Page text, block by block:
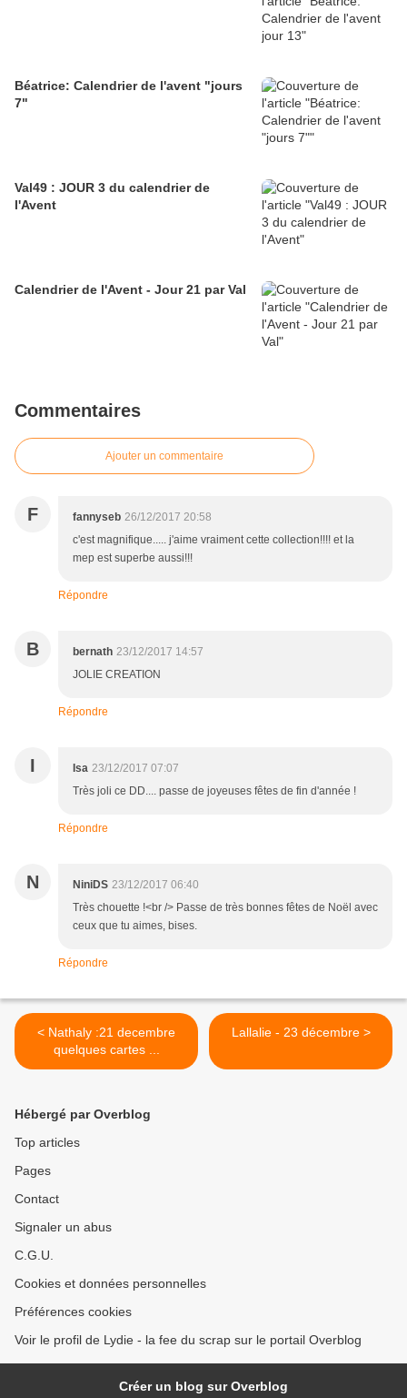
Béatrice: Calendrier de l'avent "jours
7"
Val49 : JOUR 3 du calendrier de
l'Avent
Calendrier de l'Avent - Jour 21 par Val
Commentaires
Ajouter un commentaire
F fannyseb 26/12/2017 20:58
c'est magnifique..... j'aime vraiment cette collection!!!! et la
mep est superbe aussi!!!
Répondre
B bernath 23/12/2017 14:57
JOLIE CREATION
Répondre
I Isa 23/12/2017 07:07
Très joli ce DD.... passe de joyeuses fêtes de fin d'année !
Répondre
N NiniDS 23/12/2017 06:40
Très chouette !<br /> Passe de très bonnes fêtes de Noël avec
ceux que tu aimes, bises.
Répondre
< Nathaly :21 decembre
quelques cartes ...
Lallalie - 23 décembre >
Hébergé par Overblog
Top articles
Pages
Contact
Signaler un abus
C.G.U.
Cookies et données personnelles
Préférences cookies
Voir le profil de Lydie - la fee du scrap sur le portail Overblog
Créer un blog sur Overblog